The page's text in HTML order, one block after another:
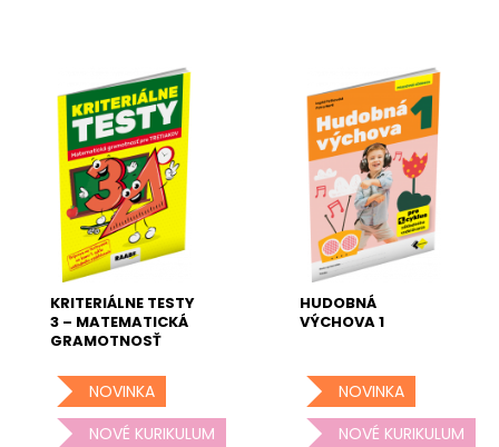
KRITERIÁLNE TESTY
3 – MATEMATICKÁ
GRAMOTNOSŤ
NOVINKA
NOVÉ KURIKULUM
HUDOBNÁ
VÝCHOVA 1
NOVINKA
NOVÉ KURIKULUM